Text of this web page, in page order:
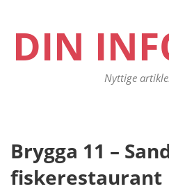
DIN
Nyttige
Brygga 11 –
fiskerestaurant